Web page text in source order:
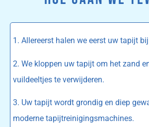
1. Allereerst halen we eerst uw tapijt
2. We kloppen uw tapijt om het zand
vuildeeltjes te verwijderen.
3. Uw tapijt wordt grondig en diep
moderne tapijtreinigingsmachines.